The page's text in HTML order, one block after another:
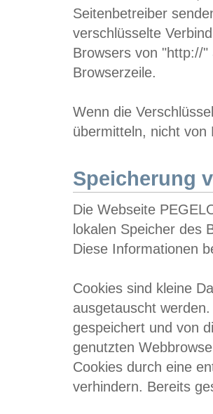
Seitenbetreiber
verschlüsselte
Browsers von "http://
Browserzeile.
Wenn die
übermitteln, nicht von
Speicherung
Die Webseite
lokalen Speicher des
Diese Informationen
Cookies sind kleine
ausgetauscht
gespeichert und von
genutzten
Cookies durch eine
verhindern. Bereits